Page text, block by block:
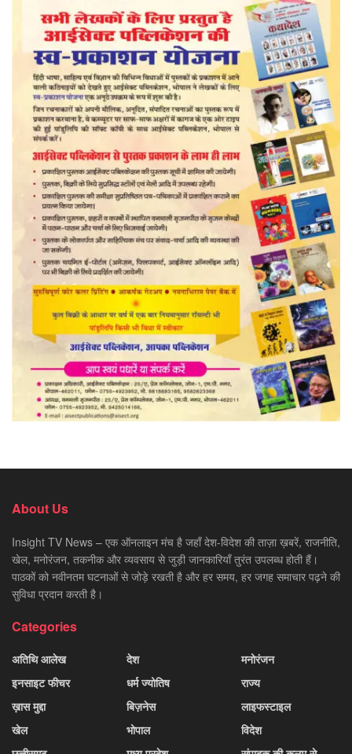
About Us
Insight TV News – एक ऑनलाइन मंच है जहाँ देश-विदेश की ताज़ा ख़बरें, राजनीति,
खेल, मनोरंजन, तकनीक और व्यवसाय से जुड़ी जानकारियाँ तुरंत उपलब्ध होती हैं।
पाठकों को नवीनतम घटनाओं से जोड़े रखती है और हर समय, हर जगह समाचार पढ़ने की
सुविधा प्रदान करती है।
Categories
अतिथि आलेख
इनसाइट फीचर
ख़ास मुद्दा
खेल
देश
धर्म ज्योतिष
बिज़नेस
भोपाल
मनोरंजन
राज्य
लाइफस्टाइल
विदेश